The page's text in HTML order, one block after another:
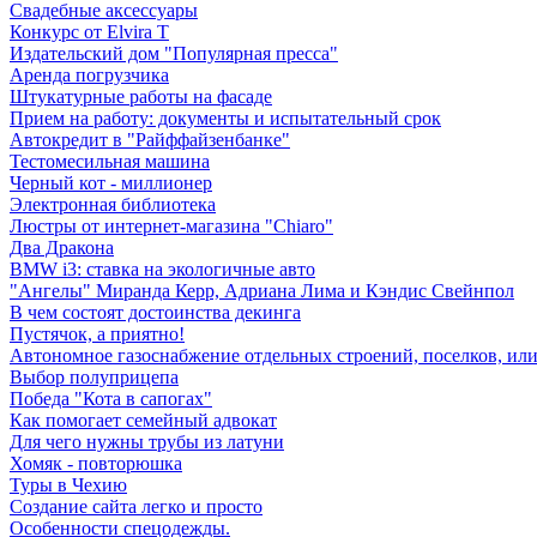
Свадебные аксессуары
Конкурс от Elvira T
Издательский дом "Популярная пресса"
Аренда погрузчика
Штукатурные работы на фасаде
Прием на работу: документы и испытательный срок
Автокредит в "Райффайзенбанке"
Тестомесильная машина
Черный кот - миллионер
Электронная библиотека
Люстры от интернет-магазина "Chiaro"
Два Дракона
BMW i3: ставка на экологичные авто
"Ангелы" Миранда Керр, Адриана Лима и Кэндис Свейнпол
В чем состоят достоинства декинга
Пустячок, а приятно!
Автономное газоснабжение отдельных строений, поселков,
Выбор полуприцепа
Победа "Кота в сапогах"
Как помогает семейный адвокат
Для чего нужны трубы из латуни
Хомяк - повторюшка
Туры в Чехию
Создание сайта легко и просто
Особенности спецодежды.